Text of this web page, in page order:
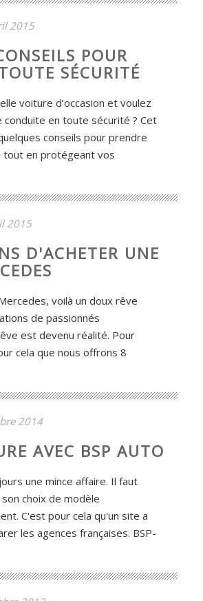
2015
POUR
SÉCURITÉ
voiture d’occasion et voulez
en toute sécurité ? Cet
conseils pour prendre
en protégeant vos
2015
D'ACHETER UNE
voilà un doux rêve
de passionnés
est devenu réalité. Pour
cela que nous offrons 8
2014
AVEC BSP AUTO
une mince affaire. Il faut
choix de modèle
C'est pour cela qu'un site a
les agences françaises. BSP-